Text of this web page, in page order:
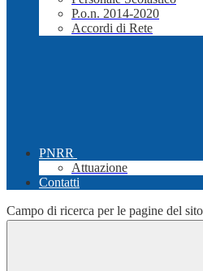
P.o.n. 2014-2020
Accordi di Rete
PNRR
Attuazione
Contatti
Campo di ricerca per le pagine del sito